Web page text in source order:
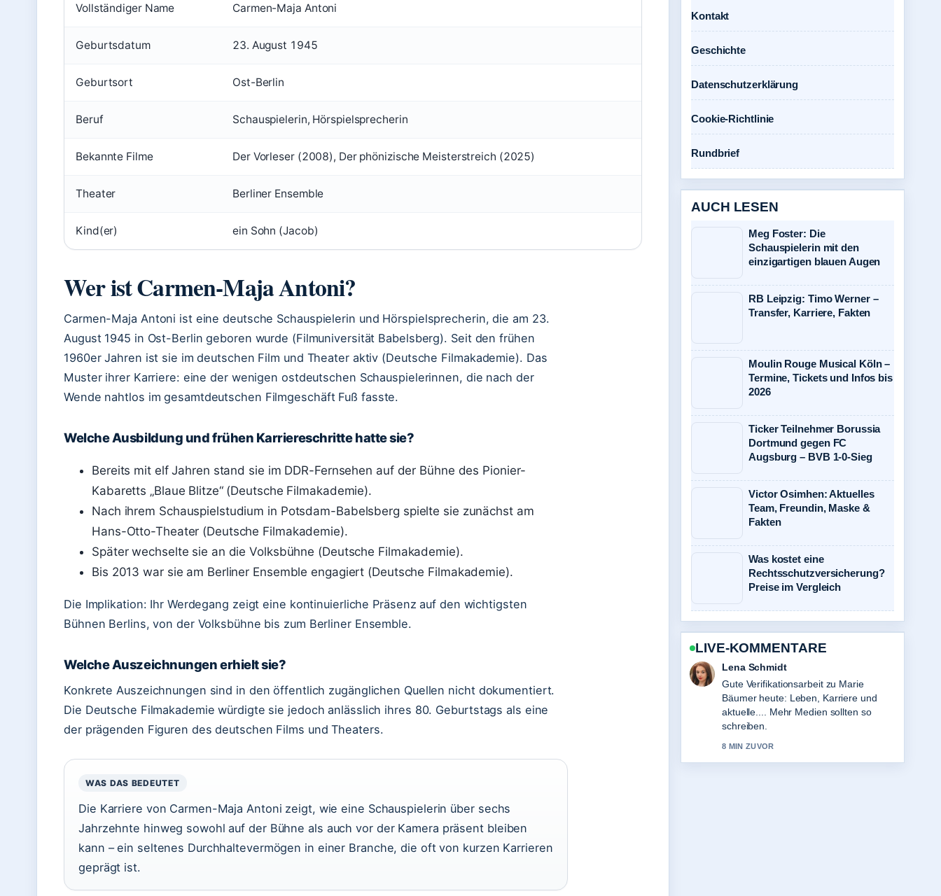
Vollständiger Name Carmen-Maja Antoni
Geburtsdatum 23. August 1945
Geburtsort Ost-Berlin
Beruf Schauspielerin, Hörspielsprecherin
Bekannte Filme Der Vorleser (2008), Der phönizische Meisterstreich (2025)
Theater Berliner Ensemble
Kind(er) ein Sohn (Jacob)
Wer ist Carmen-Maja Antoni?
Carmen-Maja Antoni ist eine deutsche Schauspielerin und Hörspielsprecherin, die am 23.
August 1945 in Ost-Berlin geboren wurde (Filmuniversität Babelsberg). Seit den frühen
1960er Jahren ist sie im deutschen Film und Theater aktiv (Deutsche Filmakademie). Das
Muster ihrer Karriere: eine der wenigen ostdeutschen Schauspielerinnen, die nach der
Wende nahtlos im gesamtdeutschen Filmgeschäft Fuß fasste.
Welche Ausbildung und frühen Karriereschritte hatte sie?
Bereits mit elf Jahren stand sie im DDR-Fernsehen auf der Bühne des Pionier-
Kabaretts „Blaue Blitze“ (Deutsche Filmakademie).
Nach ihrem Schauspielstudium in Potsdam-Babelsberg spielte sie zunächst am
Hans-Otto-Theater (Deutsche Filmakademie).
Später wechselte sie an die Volksbühne (Deutsche Filmakademie).
Bis 2013 war sie am Berliner Ensemble engagiert (Deutsche Filmakademie).
Die Implikation: Ihr Werdegang zeigt eine kontinuierliche Präsenz auf den wichtigsten
Bühnen Berlins, von der Volksbühne bis zum Berliner Ensemble.
Welche Auszeichnungen erhielt sie?
Konkrete Auszeichnungen sind in den öffentlich zugänglichen Quellen nicht dokumentiert.
Die Deutsche Filmakademie würdigte sie jedoch anlässlich ihres 80. Geburtstags als eine
der prägenden Figuren des deutschen Films und Theaters.
WAS DAS BEDEUTET
Die Karriere von Carmen-Maja Antoni zeigt, wie eine Schauspielerin über sechs
Jahrzehnte hinweg sowohl auf der Bühne als auch vor der Kamera präsent bleiben
kann – ein seltenes Durchhaltevermögen in einer Branche, die oft von kurzen Karrieren
geprägt ist.
Kontakt
Geschichte
Datenschutzerklärung
Cookie-Richtlinie
Rundbrief
AUCH LESEN
Meg Foster: Die
Schauspielerin mit den
einzigartigen blauen Augen
RB Leipzig: Timo Werner –
Transfer, Karriere, Fakten
Moulin Rouge Musical Köln –
Termine, Tickets und Infos bis
2026
Ticker Teilnehmer Borussia
Dortmund gegen FC
Augsburg – BVB 1-0-Sieg
Victor Osimhen: Aktuelles
Team, Freundin, Maske &
Fakten
Was kostet eine
Rechtsschutzversicherung?
Preise im Vergleich
LIVE-KOMMENTARE
Lena Schmidt
Gute Verifikationsarbeit zu Marie
Bäumer heute: Leben, Karriere und
aktuelle.... Mehr Medien sollten so
schreiben.
8 MIN ZUVOR